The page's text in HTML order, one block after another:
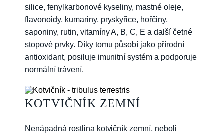
silice, fenylkarbonové kyseliny, mastné oleje,
flavonoidy, kumariny, pryskyřice, hořčiny,
saponiny, rutin, vitamíny A, B, C, E a další četné
stopové prvky. Díky tomu působí jako přírodní
antioxidant, posiluje imunitní systém a podporuje
normální trávení.
KOTVIČNÍK ZEMNÍ
Nenápadná rostlina kotvičník zemní, neboli